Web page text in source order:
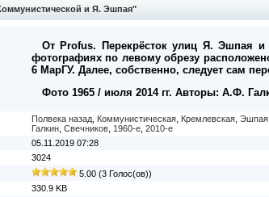
и Я. Эшпая"
От Profus. Перекрёсток улиц Я. Эшпая и
фотографиях по левому обрезу
6 МарГУ. Далее, собственно, следует сам
Фото 1965 / июля 2014 гг. Авторы: А.Ф.
Полвека назад Коммунистическая Кремлевская Эшпая
Галкин Свечников 1960-е 2010-е
05.11.2019 07:28
3024
5.00 (3 Голос(ов))
330.9 KB